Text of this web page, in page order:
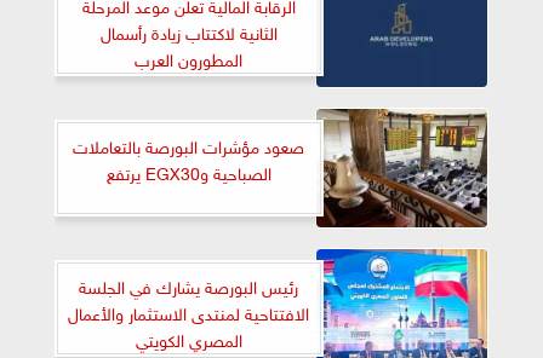
الثانية لاكتتاب زيادة رأسمال
المطورون العرب
صعود مؤشرات البورصة بالتعاملات
الصباحية وEGX30 يرتفع
رئيس البورصة يشارك في الجلسة
الافتتاحية لمنتدى الاستثمار والأعمال
المصري الكويتي